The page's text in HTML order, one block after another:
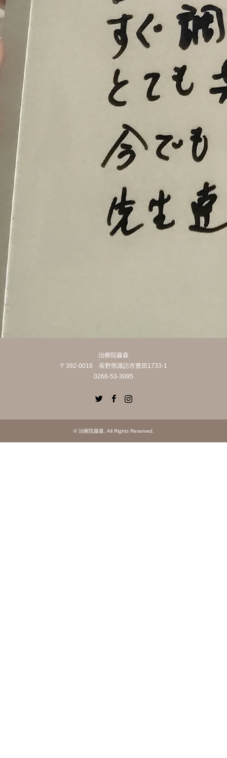
治療院藤森
〒392-0016 長野県諏訪市豊田1733-1
0266-53-3095
©治療院藤森 . All Rights Reserved.